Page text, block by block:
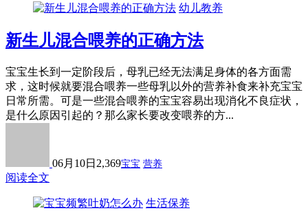
幼儿教养
新生儿混合喂养的正确方法
宝宝生长到一定阶段后，母乳已经无法满足身体的各方面需
求，这时候就要混合喂养一些母乳以外的营养补食来补充宝宝
日常所需。可是一些混合喂养的宝宝容易出现消化不良症状，
是什么原因引起的？那么家长要改变喂养的方...
06月10日 2,369宝宝 营养
阅读全文
生活保养